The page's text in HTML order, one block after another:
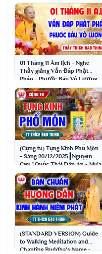
01 Tháng 11 Âm lịch - Nghe
Thầy giảng Vấn Đáp Phật
Pháp - Phước Báu Vô Lượng
│Thầy Thích Đạo Thịnh
(Cộng tu) Tụng Kinh Phổ Môn
- Sáng 20/12/2025┃Nguyện
Cầu "Quốc Thái Dân An - Mưa
Thuận Gió Hòa"
(STANDARD VERSION) Guide
to Walking Meditation and
Chanting Buddha's Name -